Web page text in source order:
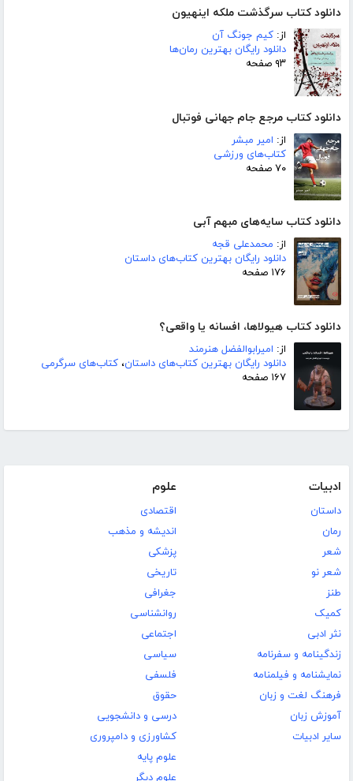
دانلود کتاب سرگذشت ملکه اینهیون
از: کیم جونگ آن
دانلود رایگان بهترین رمان‌ها
۹۳ صفحه
دانلود کتاب مرجع جام جهانی فوتبال
از: امیر مبشر
کتاب‌های ورزشی
۷۰ صفحه
دانلود کتاب سایه‌های مبهم آبی
از: محمدعلی قجه
دانلود رایگان بهترین کتاب‌های داستان
۱۷۶ صفحه
دانلود کتاب هیولاها، افسانه یا واقعی؟
از: امیرابوالفضل هنرمند
دانلود رایگان بهترین کتاب‌های داستان، کتاب‌های سرگرمی
۱۶۷ صفحه
ادبیات
داستان
رمان
شعر
شعر نو
طنز
کمیک
نثر ادبی
زندگینامه و سفرنامه
نمایشنامه و فیلمنامه
فرهنگ لغت و زبان
آموزش زبان
سایر ادبیات
علوم
اقتصادی
اندیشه و مذهب
پزشکی
تاریخی
جغرافی
روانشناسی
اجتماعی
سیاسی
فلسفی
حقوق
درسی و دانشجویی
کشاورزی و دامپروری
علوم پایه
علوم دیگر